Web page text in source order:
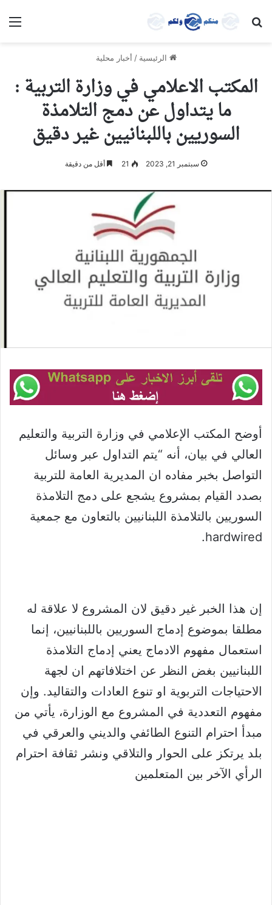
بحث عن
الرئيسية / أخبار محلية
المكتب الاعلامي في وزارة التربية :
ما يتداول عن دمج التلامذة
السوريين باللبنانيين غير دقيق
سبتمبر 21, 2023 21 أقل من دقيقة
أوضح المكتب الإعلامي في وزارة التربية والتعليم
العالي في بيان، أنه “يتم التداول عبر وسائل
التواصل بخبر مفاده ان المديرية العامة للتربية
بصدد القيام بمشروع يشجع على دمج التلامذة
السوريين بالتلامذة اللبنانيين بالتعاون مع جمعية
hardwired.
إن هذا الخبر غير دقيق لان المشروع لا علاقة له
مطلقا بموضوع إدماج السوريين باللبنانيين، إنما
استعمال مفهوم الادماج يعني إدماج التلامذة
اللبنانيين بغض النظر عن اختلافاتهم ان لجهة
الاحتياجات التربوية او تنوع العادات والتقاليد. وإن
مفهوم التعددية في المشروع مع الوزارة، يأتي من
مبدأ احترام التنوع الطائفي والديني والعرقي في
بلد يرتكز على الحوار والتلاقي ونشر ثقافة احترام
الرأي الآخر بين المتعلمين